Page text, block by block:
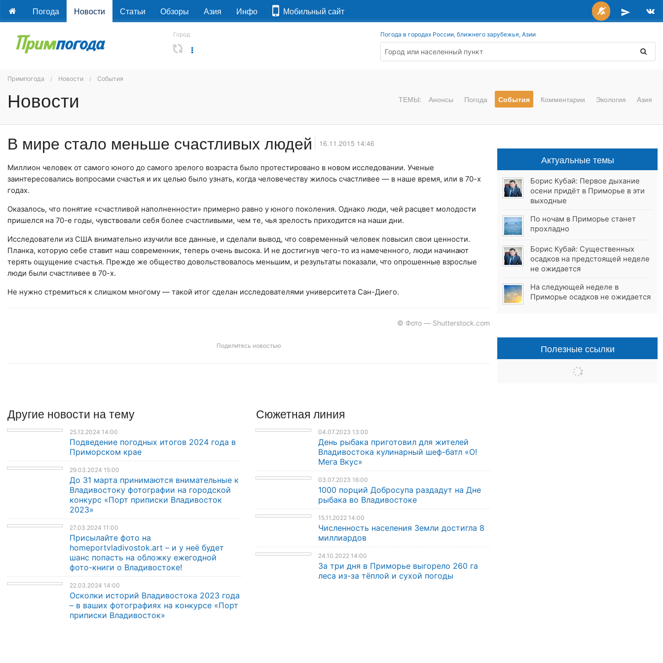
Погода Новости Статьи Обзоры Азия Инфо Мобильный сайт
Город Погода в городах России, ближнего зарубежья, Азии
Примпогода Новости События
Новости ТЕМЫ: Анонсы Погода События Комментарии Экология Азия
В мире стало меньше счастливых людей 16.11.2015 14:46
Миллион человек от самого юного до самого зрелого возраста было протестировано в новом исследовании. Ученые
заинтересовались вопросами счастья и их целью было узнать, когда человечеству жилось счастливее — в наше время, или в 70-х
годах.
Оказалось, что понятие «счастливой наполненности» примерно равно у юного поколения. Однако люди, чей расцвет молодости
пришелся на 70-е годы, чувствовали себя более счастливыми, чем те, чья зрелость приходится на наши дни.
Исследователи из США внимательно изучили все данные, и сделали вывод, что современный человек повысил свои ценности.
Планка, которую себе ставит наш современник, теперь очень высока. И не достигнув чего-то из намеченного, люди начинают
терять ощущение счастья. Прежде же общество довольствовалось меньшим, и результаты показали, что опрошенные взрослые
люди были счастливее в 70-х.
Не нужно стремиться к слишком многому — такой итог сделан исследователями университета Сан-Диего.
© Фото — Shutterstock.com
Поделитесь новостью
Другие новости на тему
25.12.2024 14:00
Подведение погодных итогов 2024 года в
Приморском крае
29.03.2024 15:00
До 31 марта принимаются внимательные к
Владивостоку фотографии на городской
конкурс «Порт приписки Владивосток
2023»
27.03.2024 11:00
Присылайте фото на
homeportvladivostok.art – и у неё будет
шанс попасть на обложку ежегодной
фото-книги о Владивостоке!
22.03.2024 14:00
Осколки историй Владивостока 2023 года
– в ваших фотографиях на конкурсе «Порт
приписки Владивосток»
Сюжетная линия
04.07.2023 13:00
День рыбака приготовил для жителей
Владивостока кулинарный шеф-батл «О!
Мега Вкус»
03.07.2023 16:00
1000 порций Добросупа раздадут на Дне
рыбака во Владивостоке
15.11.2022 14:00
Численность населения Земли достигла 8
миллиардов
24.10.2022 14:00
За три дня в Приморье выгорело 260 га
леса из-за тёплой и сухой погоды
Актуальные темы
Борис Кубай: Первое дыхание
осени придёт в Приморье в эти
выходные
По ночам в Приморье станет
прохладно
Борис Кубай: Существенных
осадков на предстоящей неделе
не ожидается
На следующей неделе в
Приморье осадков не ожидается
Полезные ссылки